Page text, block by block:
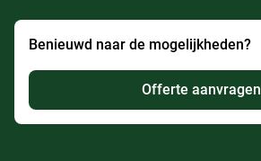
Benieuwd naar de mogelijkheden?
Offerte aanvragen